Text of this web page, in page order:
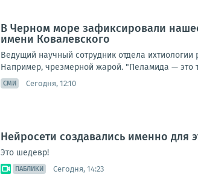
В Черном море зафиксировали
имени Ковалевского
Ведущий научный сотрудник отдела
Например, чрезмерной жарой. "Пеламида — это
СМИ Сегодня, 12:10
Нейросети создавались именно для
Это шедевр!
ПАБЛИКИ Сегодня, 14:23